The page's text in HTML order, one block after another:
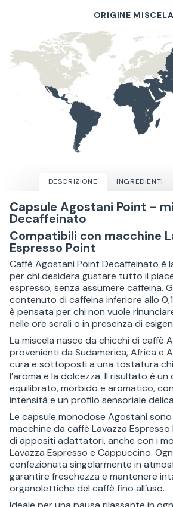
ORIGINE MISCELA
DESCRIZIONE INGREDIENTI
Capsule Agostani Point -
Decaffeinato
Compatibili con macchine
Espresso Point
Caffè Agostani Point Decaffeinato è
per chi desidera gustare tutto il
espresso, senza assumere caffeina.
contenuto di caffeina inferiore allo
è pensata per chi non vuole
nelle ore serali o in presenza di
La miscela nasce da chicchi di caffè
provenienti da Sudamerica, Africa e
cura e sottoposti a una tostatura
l’aroma e la dolcezza. Il risultato è un
equilibrato, morbido e aromatico,
intensità e un profilo sensoriale
Le capsule monodose Agostani
macchine da caffè Lavazza Espresso
di appositi adattatori, anche con i
Lavazza Espresso e Cappuccino.
confezionata singolarmente in
garantire freschezza e mantenere
organolettiche del caffè fino all’uso.